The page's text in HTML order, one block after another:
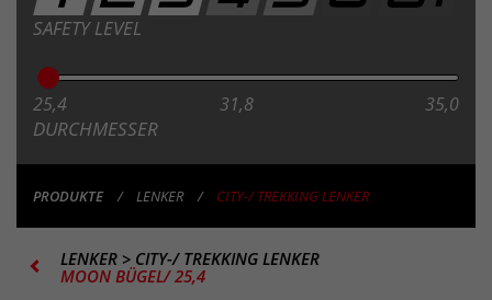
SAFETY LEVEL
25,4 31,8 35,0
DURCHMESSER
PRODUKTE LENKER CITY-/ TREKKING LENKER
LENKER > CITY-/ TREKKING LENKER
MOON BÜGEL/ 25,4